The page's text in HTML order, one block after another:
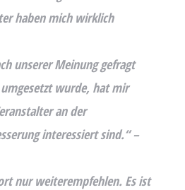
haben mich wirklich
unserer Meinung gefragt
wurde, hat mir
an der
interessiert sind.“ –
nur weiterempfehlen. Es ist